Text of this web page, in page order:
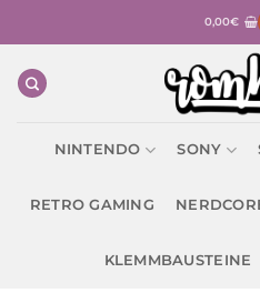
0,00€
NINTENDO SONY
RETRO GAMING
KLEMMBAUSTEINE